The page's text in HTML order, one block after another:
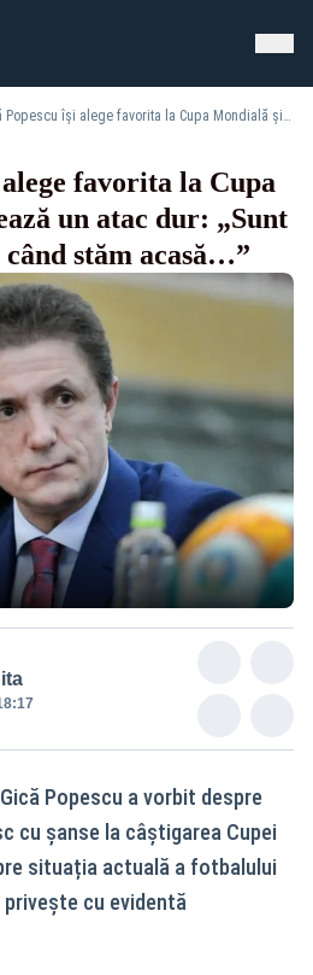
Gică Popescu își alege favorita la Cupa Mondială și lansează un atac dur: „Sunt cam mulți ani de când stăm acasă…”
favorita la Cupa
un atac dur: „Sunt
stăm acasă…”
Popescu a vorbit despre
cu șanse la câștigarea Cupei
situația actuală a fotbalului
cu evidentă